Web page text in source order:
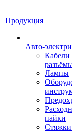
Продукция
Авто-
Кабели
Лампы
пайки
Стяжки